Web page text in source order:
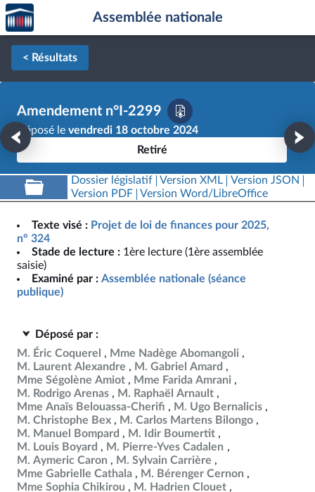
Aller au contenu
Aller en bas de la page
Accèder
à la
page
d'accueil
Assemblée nationale
< Résultats
Amendement n°I-2299
Déposé le vendredi 18 octobre 2024
Retiré
Dossier législatif Version XML
Version JSON
Version PDF
Version Word/LibreOffice
Texte visé : Projet de loi de finances pour 2025,
n° 324
Stade de lecture : 1ère lecture (1ère assemblée
saisie)
Examiné par : Assemblée nationale (séance
publique)
Déposé par :
M. Éric Coquerel
Mme Nadège Abomangoli
M. Laurent Alexandre
M. Gabriel Amard
Mme Ségolène Amiot
Mme Farida Amrani
M. Rodrigo Arenas
M. Raphaël Arnault
Mme Anaïs Belouassa-Cherifi
M. Ugo Bernalicis
M. Christophe Bex
M. Carlos Martens Bilongo
M. Manuel Bompard
M. Idir Boumertit
M. Louis Boyard
M. Pierre-Yves Cadalen
M. Aymeric Caron
M. Sylvain Carrière
Mme Gabrielle Cathala
M. Bérenger Cernon
Mme Sophia Chikirou
M. Hadrien Clouet